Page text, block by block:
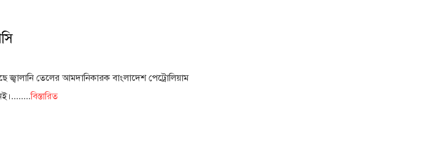
তেলের আমদানিকারক বাংলাদেশ পেট্রোলিয়াম
বিস্তারিত